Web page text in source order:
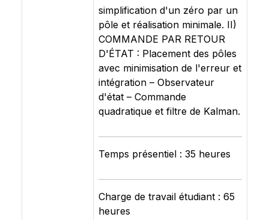
simplification d'un zéro par un
pôle et réalisation minimale. II)
COMMANDE PAR RETOUR
D'ÉTAT : Placement des pôles
avec minimisation de l'erreur et
intégration – Observateur
d'état – Commande
quadratique et filtre de Kalman.
Temps présentiel : 35 heures
Charge de travail étudiant : 65
heures